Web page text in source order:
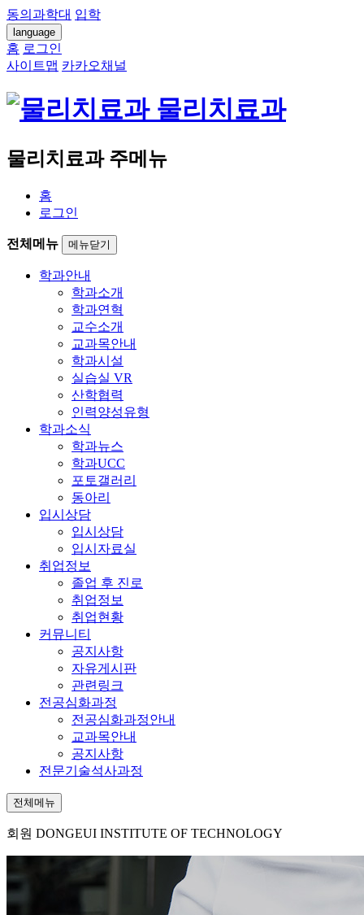
동의과학대 입학
language
홈 로그인
사이트맵 카카오채널
물리치료과
물리치료과 주메뉴
홈
로그인
전체메뉴 메뉴닫기
학과안내
학과소개
학과연혁
교수소개
교과목안내
학과시설
실습실 VR
산학협력
인력양성유형
학과소식
학과뉴스
학과UCC
포토갤러리
동아리
입시상담
입시상담
입시자료실
취업정보
졸업 후 진로
취업정보
취업현황
커뮤니티
공지사항
자유게시판
관련링크
전공심화과정
전공심화과정안내
교과목안내
공지사항
전문기술석사과정
전체메뉴
회원 DONGEUI INSTITUTE OF TECHNOLOGY